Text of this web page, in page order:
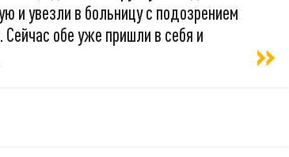
и увезли в больницу с подозрением
обе уже пришли в себя и